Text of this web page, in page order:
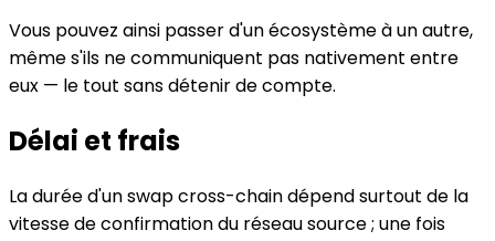
Vous pouvez ainsi passer d'un écosystème à un autre,
même s'ils ne communiquent pas nativement entre
eux — le tout sans détenir de compte.
Délai et frais
La durée d'un swap cross-chain dépend surtout de la
vitesse de confirmation du réseau source ; une fois